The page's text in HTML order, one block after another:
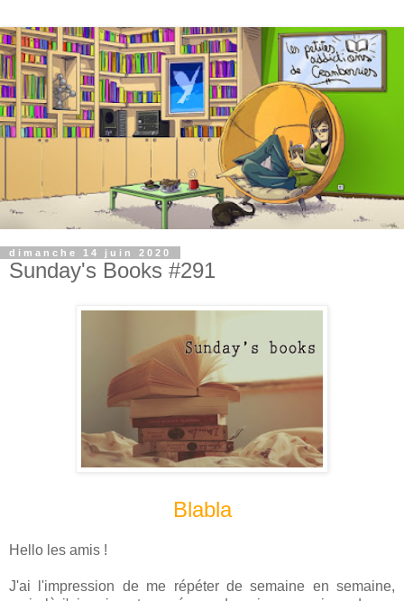
dimanche 14 juin 2020
Sunday's Books #291
Blabla
Hello les amis !
J'ai l'impression de me répéter de semaine en semaine,